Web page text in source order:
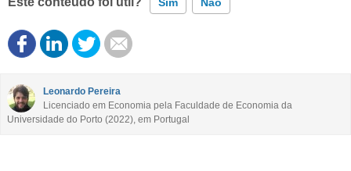
Este conteúdo contém informação incorreta
Este conteúdo não tem a informação que procuro
Outro
Leonardo Pereira
Licenciado em Economia pela Faculdade de Economia da
Universidade do Porto (2022), em Portugal